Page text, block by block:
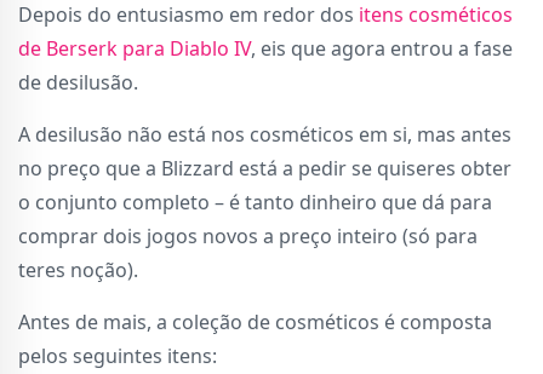
Depois do entusiasmo em redor dos itens cosméticos
de Berserk para Diablo IV, eis que agora entrou a fase
de desilusão.
A desilusão não está nos cosméticos em si, mas antes
no preço que a Blizzard está a pedir se quiseres obter
o conjunto completo – é tanto dinheiro que dá para
comprar dois jogos novos a preço inteiro (só para
teres noção).
Antes de mais, a coleção de cosméticos é composta
pelos seguintes itens: